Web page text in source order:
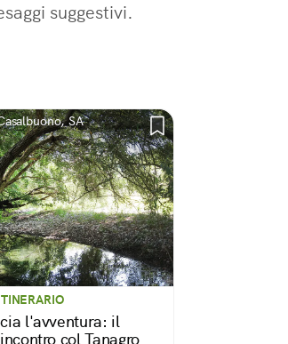
suggestivi.
SA
l'avventura: il
col Tanagro